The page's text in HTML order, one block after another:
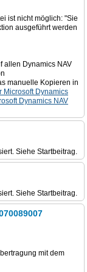
ist nicht möglich: "Sie
ausgeführt werden
allen Dynamics NAV
manuelle Kopieren in
Microsoft Dynamics
Dynamics NAV
Siehe Startbeitrag.
Siehe Startbeitrag.
mit dem